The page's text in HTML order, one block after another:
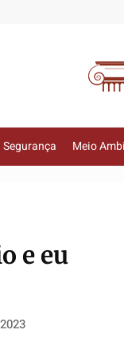
Segurança Meio
e eu